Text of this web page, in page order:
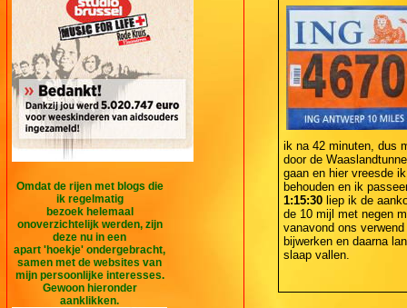
Omdat de rijen met blogs die
ik regelmatig
bezoek helemaal
onoverzichtelijk werden, zijn
deze nu in een
apart 'hoekje' ondergebracht,
samen met de websites van
mijn persoonlijke interesses.
Gewoon hieronder
aanklikken.
ik na 42 minuten, dus
door de
gaan en hier vreesde
behouden en ik
1:15:30liep ik de
de 10 mijl met negen
vanavond ons
bijwerken en daarna
slaap vallen.